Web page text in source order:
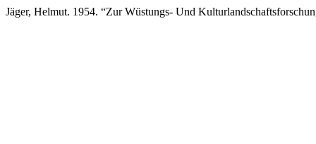
Jäger, Helmut. 1954. “Zur Wüstungs- Und